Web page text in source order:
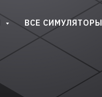
ВСЕ СИМУЛЯТОРЫ